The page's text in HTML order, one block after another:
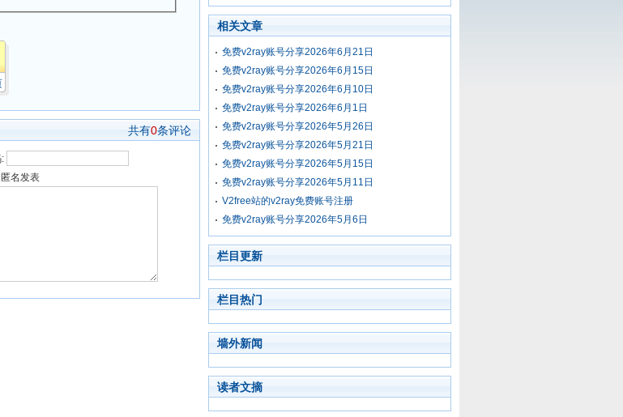
共有0条评论
匿名发表
相关文章
免费v2ray账号分享2026年6月21日
免费v2ray账号分享2026年6月15日
免费v2ray账号分享2026年6月10日
免费v2ray账号分享2026年6月1日
免费v2ray账号分享2026年5月26日
免费v2ray账号分享2026年5月21日
免费v2ray账号分享2026年5月15日
免费v2ray账号分享2026年5月11日
V2free站的v2ray免费账号注册
免费v2ray账号分享2026年5月6日
栏目更新
栏目热门
墙外新闻
读者文摘